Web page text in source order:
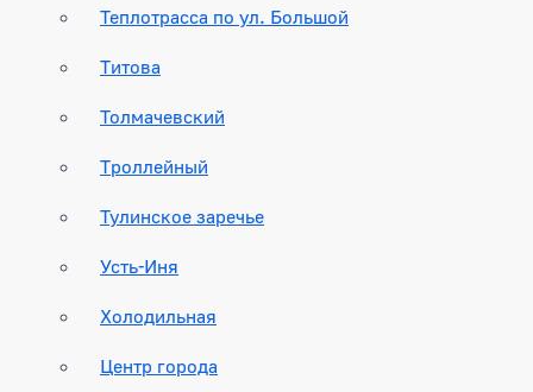
Теплотрасса по ул. Большой
Титова
Толмачевский
Троллейный
Тулинское заречье
Усть-Иня
Холодильная
Центр города